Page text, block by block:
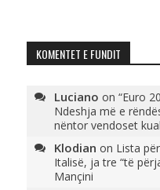
KOMENTET E FUNDIT
Luciano on “Euro
Ndeshja më e
nëntor vendoset
Klodian on Lista
Italisë, ja tre “të
Mançini